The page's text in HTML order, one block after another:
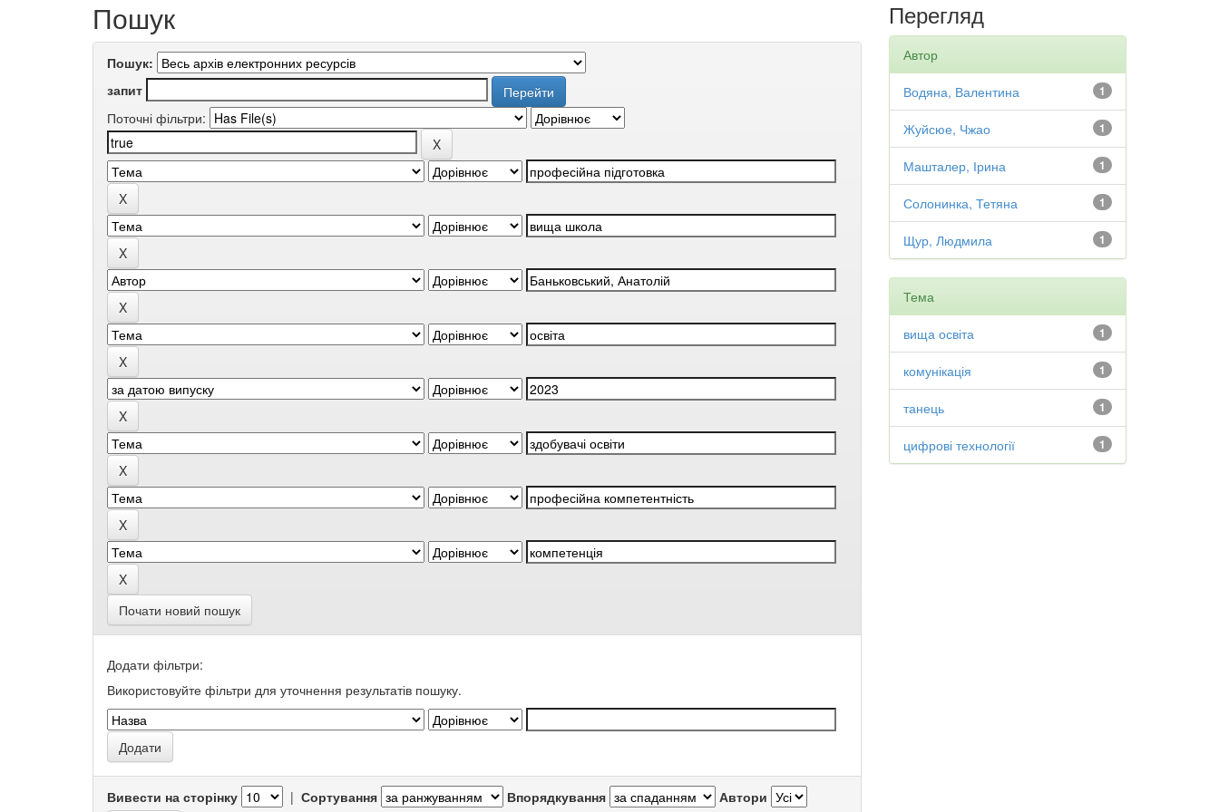
Пошук
Пошук:
запит
Поточні фільтри:
Почати новий пошук
Додати фільтри:
Використовуйте фільтри для уточнення результатів пошуку.
Вивести на сторінку | Сортування Впорядкування Автори
Перегляд
Автор
1
Водяна, Валентина
1
Жуйсюе, Чжао
1
Машталер, Ірина
1
Солонинка, Тетяна
1
Щур, Людмила
Тема
1
вища освіта
1
комунікація
1
танець
1
цифрові технології